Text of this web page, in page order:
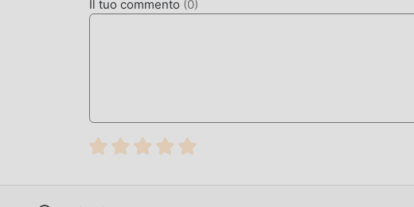
Il tuo commento (0)